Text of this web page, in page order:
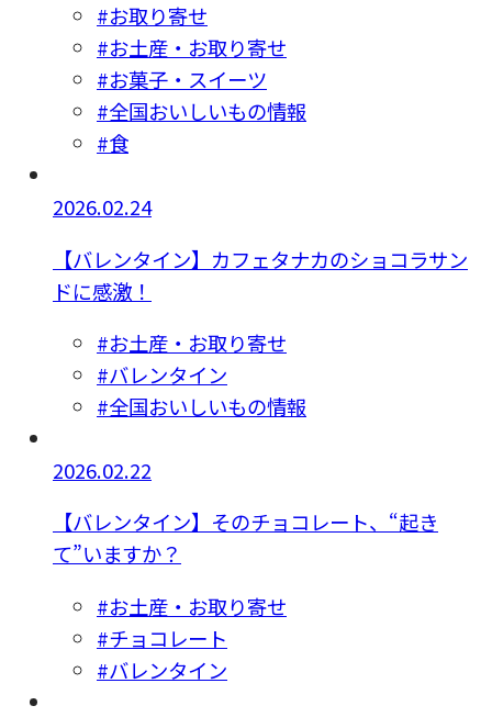
#お取り寄せ
#お土産・お取り寄せ
#お菓子・スイーツ
#全国おいしいもの情報
#食
2026.02.24
【バレンタイン】カフェタナカのショコラサン
ドに感激！
#お土産・お取り寄せ
#バレンタイン
#全国おいしいもの情報
2026.02.22
【バレンタイン】そのチョコレート、“起き
て”いますか？
#お土産・お取り寄せ
#チョコレート
#バレンタイン